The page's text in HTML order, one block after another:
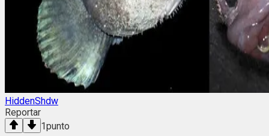
HiddenShdw
Reportar
1punto